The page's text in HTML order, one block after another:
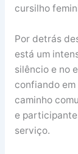
cursilho
Por detrás
está um
silêncio e no
confiando em
caminho
e
serviço.